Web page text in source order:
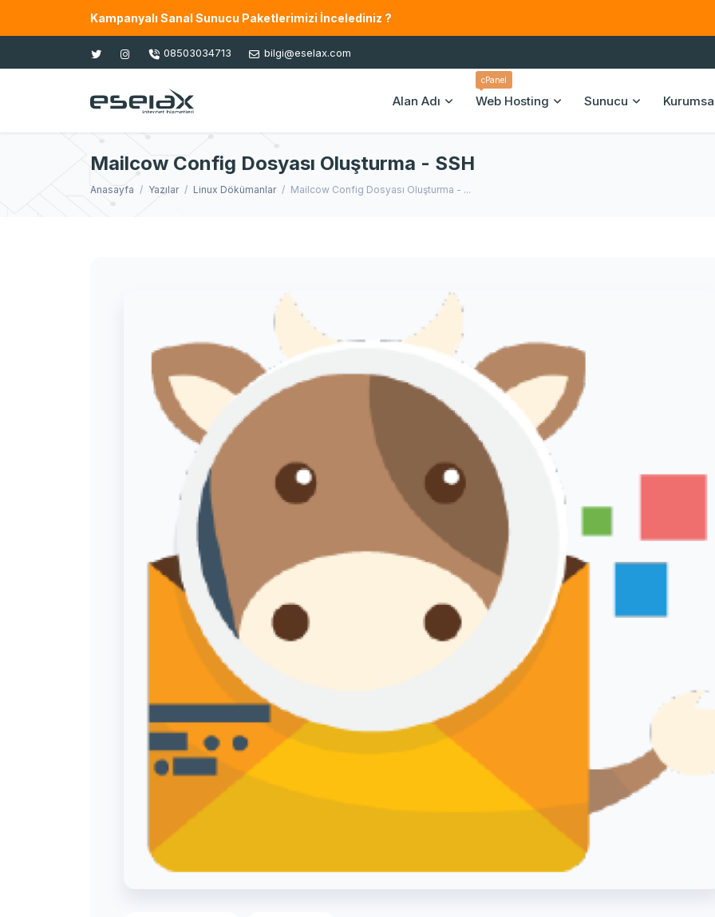
Kampanyalı Sanal Sunucu Paketlerimizi İncelediniz ?
08503034713 bilgi@eselax.com
Alan Adı
cPanel
Web Hosting Sunucu
Mailcow Config Dosyası Oluşturma - SSH
Anasayfa Yazılar Linux Dökümanlar Mailcow Config Dosyası Oluşturma - ...